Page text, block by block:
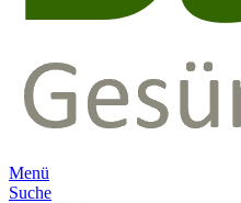
Menü
Suche